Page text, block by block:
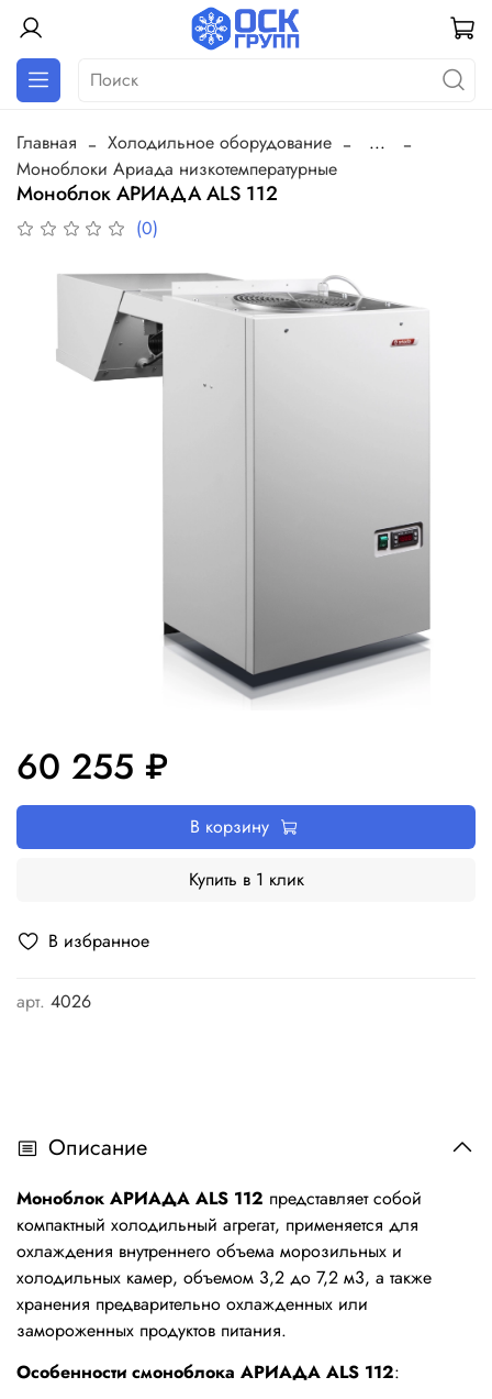
Главная Холодильное оборудование
...
Моноблоки Ариада низкотемпературные
Моноблок АРИАДА ALS 112
(0)
В избранное
арт. 4026
60 255 ₽
В корзину
Купить в 1 клик
Описание
Моноблок АРИАДА ALS 112 предcтавляет собой
компактный холодильный агрегат, применяется для
охлаждения внутреннего объема морозильных и
холодильных камер, объемом 3,2 до 7,2 м3, а также
хранения предварительно охлажденных или
замороженных продуктов питания.
Особенности смоноблока АРИАДА ALS 112: